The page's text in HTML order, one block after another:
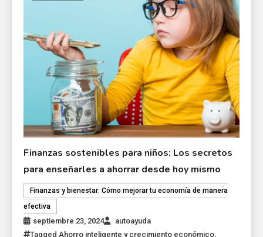
Finanzas sostenibles para niños: Los secretos
para enseñarles a ahorrar desde hoy mismo
Finanzas y bienestar: Cómo mejorar tu economía de manera
efectiva
septiembre 23, 2024
autoayuda
TaggedAhorro inteligente y crecimiento económico,